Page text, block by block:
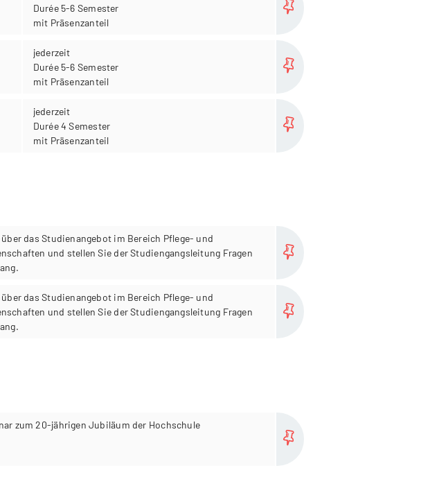
Durée 5-6 Semester
mit Präsenzanteil
jederzeit
Durée 5-6 Semester
mit Präsenzanteil
jederzeit
Durée 4 Semester
mit Präsenzanteil
das Studienangebot im Bereich Pflege- und
und stellen Sie der Studiengangsleitung Fragen
das Studienangebot im Bereich Pflege- und
und stellen Sie der Studiengangsleitung Fragen
zum 20-jährigen Jubiläum der Hochschule